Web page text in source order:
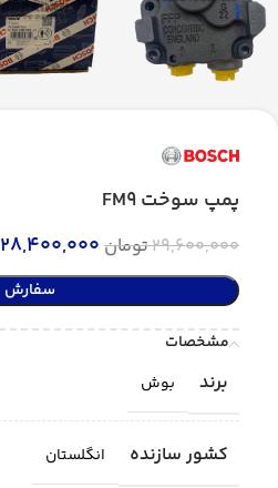
پمپ سوخت FM9
29,600,000تومان 28,400,000
سفارش
مشخصات
برند بوش
کشور سازنده انگلستان